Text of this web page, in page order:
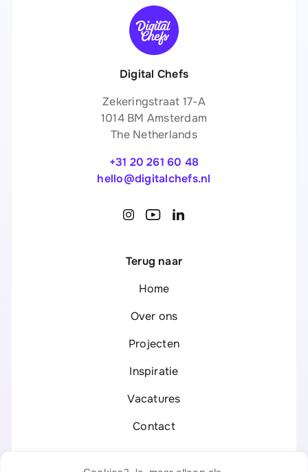
Digital Chefs
Zekeringstraat 17-A
1014 BM Amsterdam
The Netherlands
+31 20 261 60 48
hello@digitalchefs.nl
Terug naar
Home
Over ons
Projecten
Inspiratie
Vacatures
Contact